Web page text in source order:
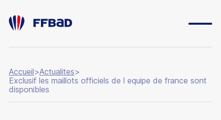
Accueil>Actualites>
Exclusif les maillots officiels de l equipe de france sont
disponibles